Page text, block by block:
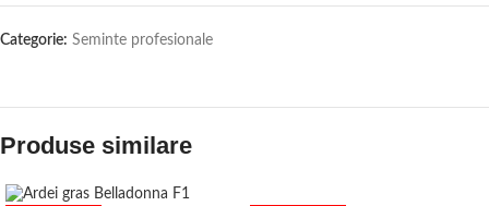
Categorie: Seminte profesionale
Produse similare